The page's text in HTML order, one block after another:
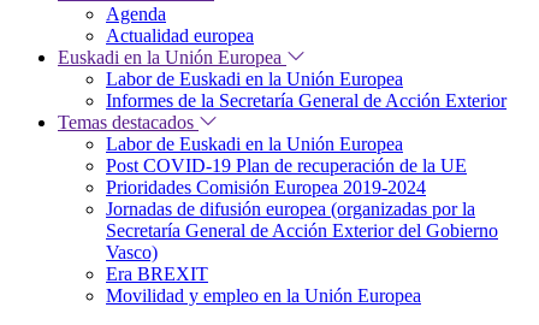
Agenda
Actualidad europea
Euskadi en la Unión Europea
Labor de Euskadi en la Unión Europea
Informes de la Secretaría General de Acción Exterior
Temas destacados
Labor de Euskadi en la Unión Europea
Post COVID-19 Plan de recuperación de la UE
Prioridades Comisión Europea 2019-2024
Jornadas de difusión europea (organizadas por la
Secretaría General de Acción Exterior del Gobierno
Vasco)
Era BREXIT
Movilidad y empleo en la Unión Europea